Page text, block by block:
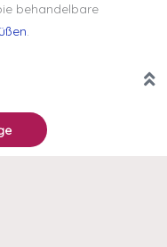
behandelbare